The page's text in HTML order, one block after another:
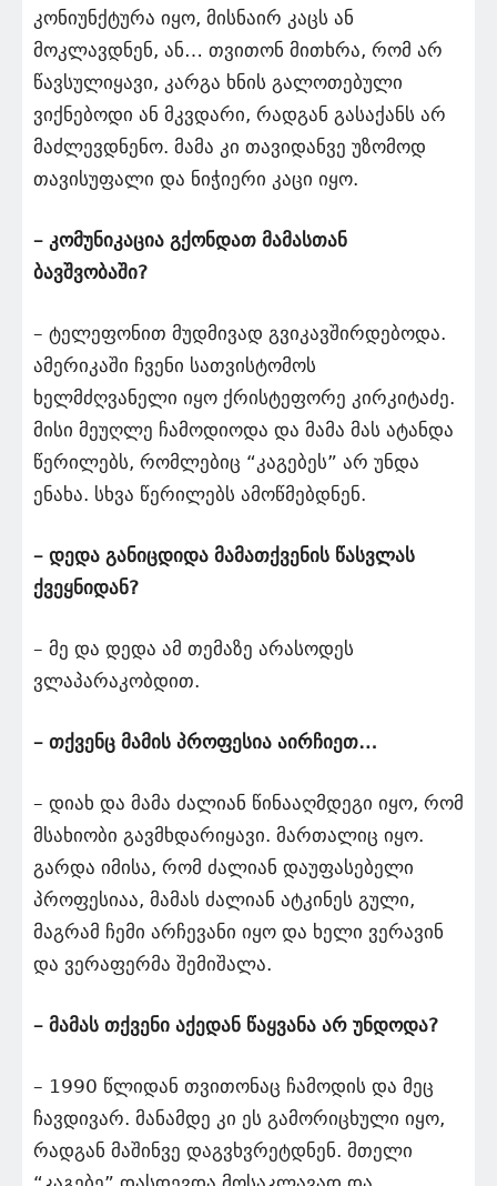
კონიუნქტურა იყო, მისნაირ კაცს ან
მოკლავდნენ, ან… თვითონ მითხრა, რომ არ
წავსულიყავი, კარგა ხნის გალოთებული
ვიქნებოდი ან მკვდარი, რადგან გასაქანს არ
მაძლევდნენო. მამა კი თავიდანვე უზომოდ
თავისუფალი და ნიჭიერი კაცი იყო.
– კომუნიკაცია გქონდათ მამასთან
ბავშვობაში?
– ტელეფონით მუდმივად გვიკავშირდებოდა.
ამერიკაში ჩვენი სათვისტომოს
ხელმძღვანელი იყო ქრისტეფორე კირკიტაძე.
მისი მეუღლე ჩამოდიოდა და მამა მას ატანდა
წერილებს, რომლებიც “კაგებეს” არ უნდა
ენახა. სხვა წერილებს ამოწმებდნენ.
– დედა განიცდიდა მამათქვენის წასვლას
ქვეყნიდან?
– მე და დედა ამ თემაზე არასოდეს
ვლაპარაკობდით.
– თქვენც მამის პროფესია აირჩიეთ…
– დიახ და მამა ძალიან წინააღმდეგი იყო, რომ
მსახიობი გავმხდარიყავი. მართალიც იყო.
გარდა იმისა, რომ ძალიან დაუფასებელი
პროფესიაა, მამას ძალიან ატკინეს გული,
მაგრამ ჩემი არჩევანი იყო და ხელი ვერავინ
და ვერაფერმა შემიშალა.
– მამას თქვენი აქედან წაყვანა არ უნდოდა?
– 1990 წლიდან თვითონაც ჩამოდის და მეც
ჩავდივარ. მანამდე კი ეს გამორიცხული იყო,
რადგან მაშინვე დაგვხვრეტდნენ. მთელი